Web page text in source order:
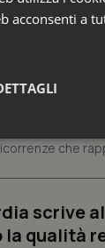
e
che
scrive
qualità
acconsenti a